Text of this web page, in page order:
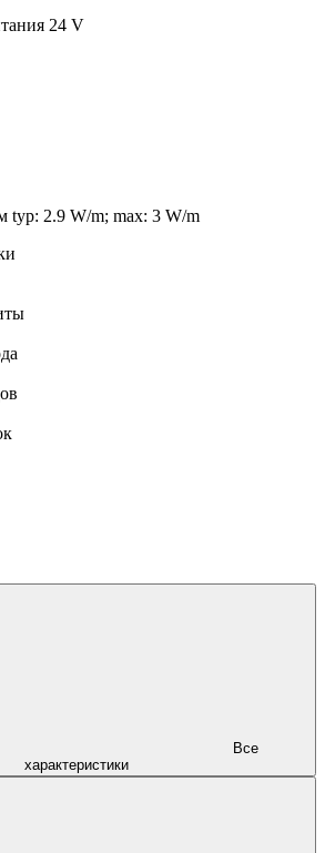
24 V
typ: 2.9 W/m; max: 3 W/m
характеристики